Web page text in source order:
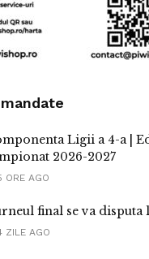
Ligii a 4-a |
2026-2027
ORE AGO
final se va disputa
ZILE AGO